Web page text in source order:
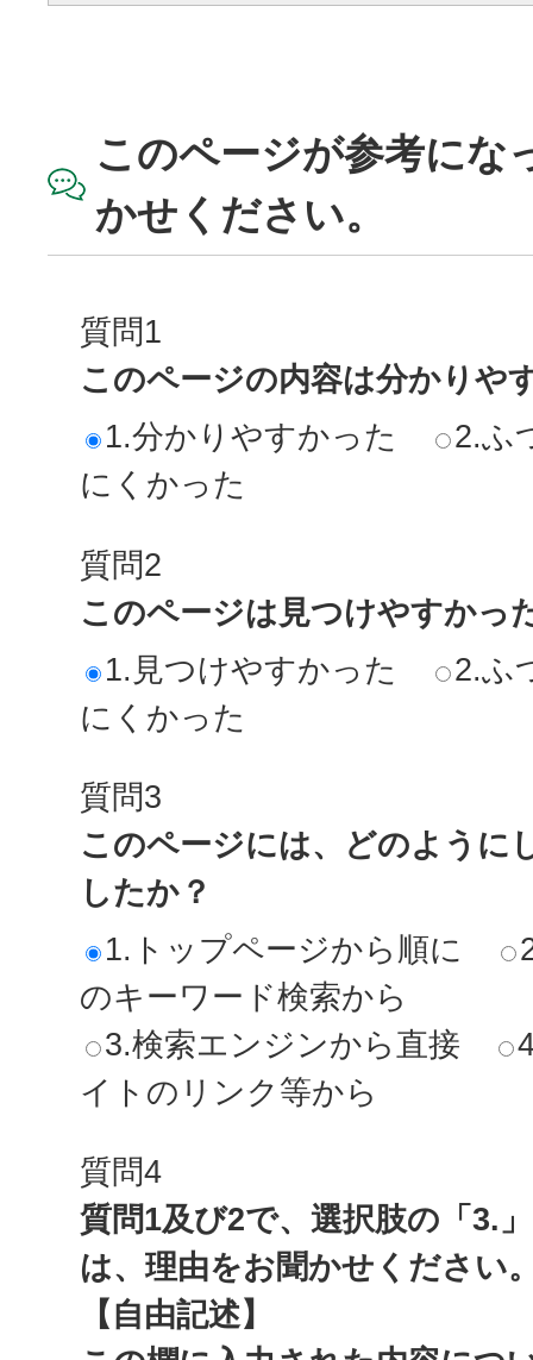
このページが参考にな
かせください。
質問1
このページの内容は分かりや
1.分かりやすかった
2.ふ
にくかった
質問2
このページは見つけやすかっ
1.見つけやすかった
2.ふ
にくかった
質問3
このページには、どのように
したか？
1.トップページから順に
のキーワード検索から
3.検索エンジンから直接
イトのリンク等から
質問4
質問1及び2で、選択肢の「3.
は、理由をお聞かせください
【自由記述】